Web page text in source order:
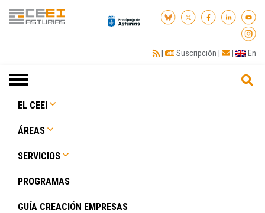
| Suscripción | | En
Toggle
navigation
EL CEEI
ÁREAS
SERVICIOS
PROGRAMAS
GUÍA CREACIÓN EMPRESAS